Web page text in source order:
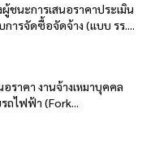
ผู้ชนะการเสนอราคาประเมิน
การจัดซื้อจัดจ้าง (แบบ รร....
ราคา งานจ้างเหมาบุคคล
ถไฟฟ้า (Fork...